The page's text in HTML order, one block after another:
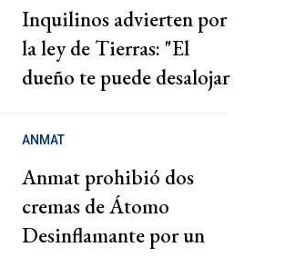
Inquilinos advierten por
la ley de Tierras: "El
dueño te puede desalojar
ANMAT
Anmat prohibió dos
cremas de Átomo
Desinflamante por un